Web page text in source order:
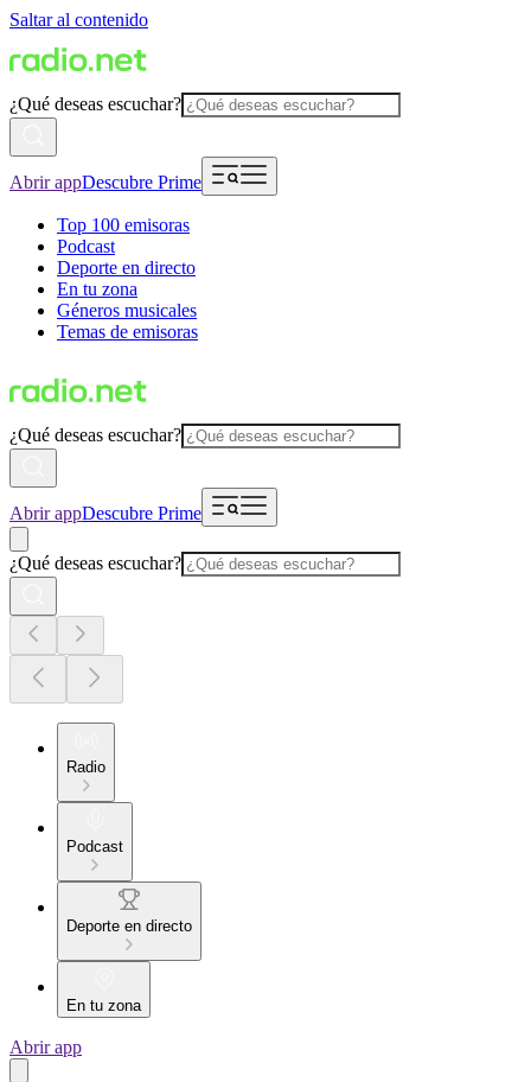
Saltar al contenido
¿Qué deseas escuchar?
Abrir appDescubre Prime
Top 100 emisoras
Podcast
Deporte en directo
En tu zona
Géneros musicales
Temas de emisoras
¿Qué deseas escuchar?
Abrir appDescubre Prime
¿Qué deseas escuchar?
Radio
Podcast
Deporte en directo
En tu zona
Abrir app